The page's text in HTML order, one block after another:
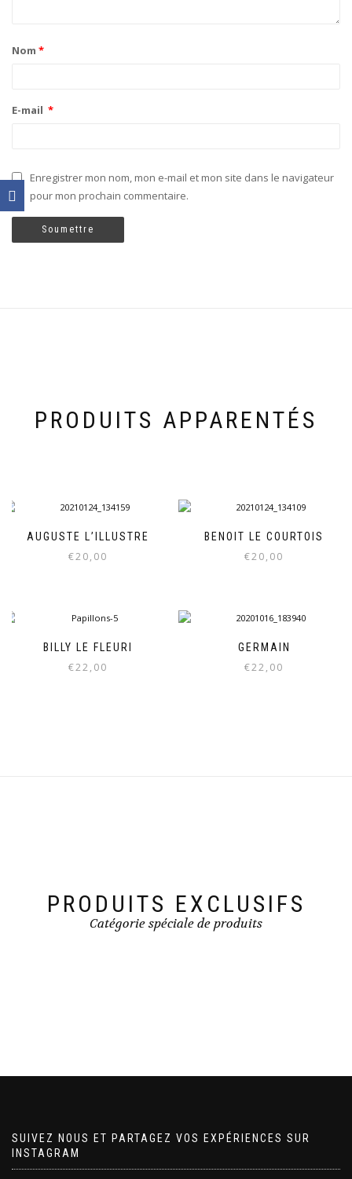
Nom *
E-mail *
Enregistrer mon nom, mon e-mail et mon site dans le navigateur
pour mon prochain commentaire.
PRODUITS APPARENTÉS
AUGUSTE L’ILLUSTRE
€20,00
BENOIT LE COURTOIS
€20,00
BILLY LE FLEURI
€22,00
GERMAIN
€22,00
PRODUITS EXCLUSIFS
Catégorie spéciale de produits
SUIVEZ NOUS ET PARTAGEZ VOS EXPÉRIENCES SUR
INSTAGRAM